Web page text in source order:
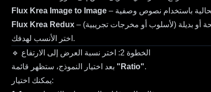
Flux Krea Image to Image
باستخدام نصوص وصفية
Flux Krea Redux
أو بديلة (لأسلوب أو مخرجات تجريبية)
اختر الأنسب لهدفك.
🔹 الخطوة 2: اختر نسبة العرض إلى الارتفاع
"Ratio".
يمكنك اختيار: